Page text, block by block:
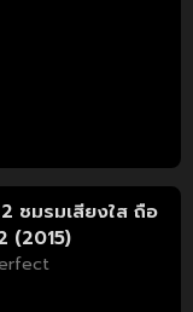
ชมรมเสียงใส ถือ
(2015)